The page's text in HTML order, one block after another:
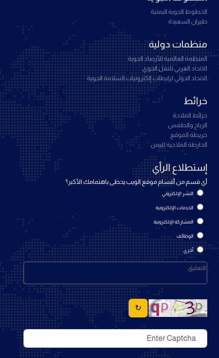
الخطوط الجوية اليمنية
طيران السعيدة
منظمات دولية
المنظمة العالمية للأرصاد الجوية
الاتحاد العربي للنقل الجوي
الاتحاد الدولي لرابطات إلكترونيات السلامة الجوية
خرائط
خرائط الملاحة
الرياح والطقس
خريطة الموقع
الخارطة الملاحية لليمن
إستطلاع الرأي
أي قسم من أقسام موقع الويب يحظى باهتمامك الأكبر؟
النشر الإلكتروني
الخدمات الإلكترونية
المشاركة الإلكترونية
الوظائف
أخرى
↻